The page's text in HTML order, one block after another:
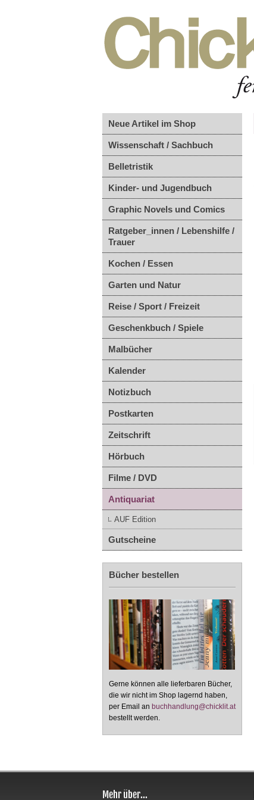
Neue Artikel im Shop
Wissenschaft / Sachbuch
Belletristik
Kinder- und Jugendbuch
Graphic Novels und Comics
Ratgeber_innen / Lebenshilfe /
Trauer
Kochen / Essen
Garten und Natur
Reise / Sport / Freizeit
Geschenkbuch / Spiele
Malbücher
Kalender
Notizbuch
Postkarten
Zeitschrift
Hörbuch
Filme / DVD
Antiquariat
AUF Edition
Gutscheine
Bücher bestellen
Gerne können alle lieferbaren Bücher,
die wir nicht im Shop lagernd haben,
per Email an buchhandlung@chicklit.at
bestellt werden.
Mehr über...